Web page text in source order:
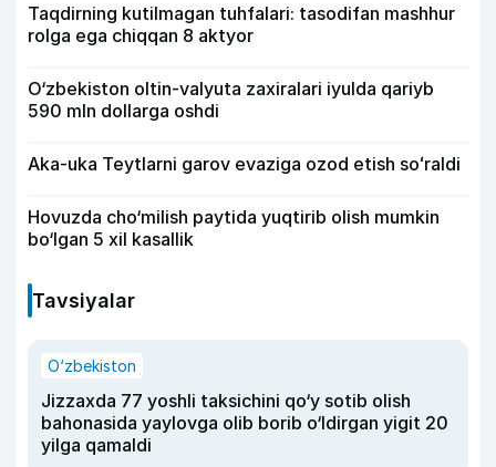
Taqdirning kutilmagan tuhfalari: tasodifan mashhur
rolga ega chiqqan 8 aktyor
O‘zbekiston oltin-valyuta zaxiralari iyulda qariyb
590 mln dollarga oshdi
Aka-uka Teytlarni garov evaziga ozod etish soʻraldi
Hovuzda cho‘milish paytida yuqtirib olish mumkin
bo‘lgan 5 xil kasallik
Tavsiyalar
O‘zbekiston
Jizzaxda 77 yoshli taksichini qo‘y sotib olish
bahonasida yaylovga olib borib o‘ldirgan yigit 20
yilga qamaldi